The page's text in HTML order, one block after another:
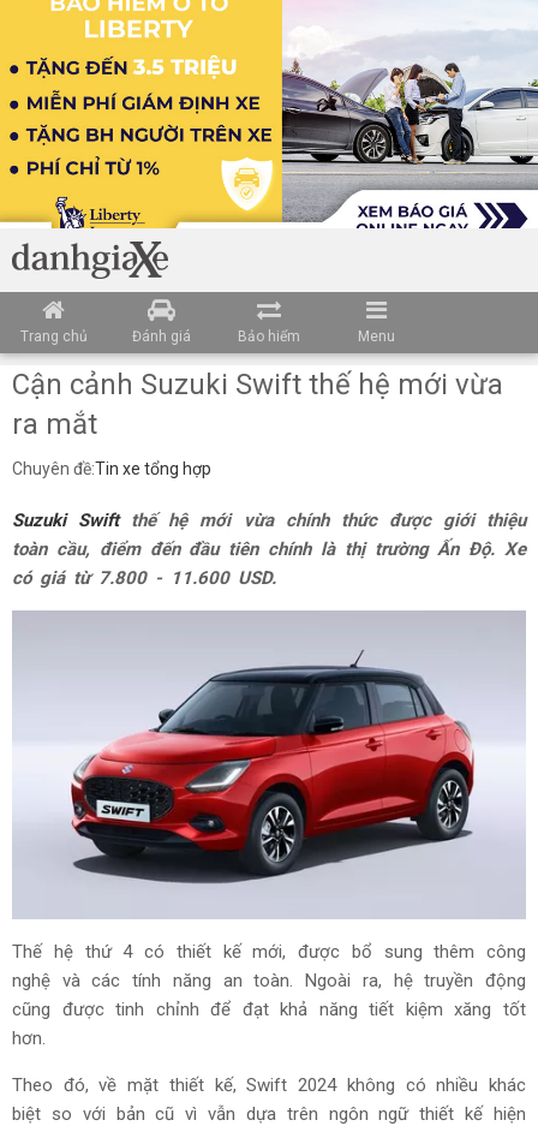
Trang chủ Đánh giá Bảo hiểm Menu
Cận cảnh Suzuki Swift thế hệ mới vừa
ra mắt
Chuyên đề:Tin xe tổng hợp
Suzuki Swiftthế hệ mới vừa chính thức được giới thiệu
toàn cầu, điểm đến đầu tiên chính là thị trường Ấn Độ. Xe
có giá từ 7.800 - 11.600 USD.
Thế hệ thứ 4 có thiết kế mới, được bổ sung thêm công
nghệ và các tính năng an toàn. Ngoài ra, hệ truyền động
cũng được tinh chỉnh để đạt khả năng tiết kiệm xăng tốt
hơn.
Theo đó, về mặt thiết kế, Swift 2024 không có nhiều khác
biệt so với bản cũ vì vẫn dựa trên ngôn ngữ thiết kế hiện
Loading data ...